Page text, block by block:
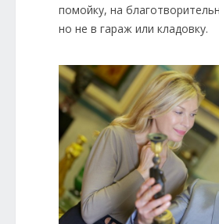
помойку, на
но не в гараж или кладовку.